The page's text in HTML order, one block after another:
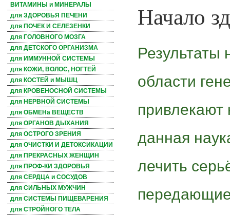
ВИТАМИНЫ и МИНЕРАЛЫ
для ЗДОРОВЬЯ ПЕЧЕНИ
для ПОЧЕК И СЕЛЕЗЕНКИ
для ГОЛОВНОГО МОЗГА
для ДЕТСКОГО ОРГАНИЗМА
для ИММУННОЙ СИСТЕМЫ
для КОЖИ, ВОЛОС, НОГТЕЙ
для КОСТЕЙ и МЫШЦ
для КРОВЕНОСНОЙ СИСТЕМЫ
для НЕРВНОЙ СИСТЕМЫ
для ОБМЕНа ВЕЩЕСТВ
для ОРГАНОВ ДЫХАНИЯ
для ОСТРОГО ЗРЕНИЯ
для ОЧИСТКИ И ДЕТОКСИКАЦИИ
для ПРЕКРАСНЫХ ЖЕНЩИН
для ПРОФ-КИ ЗДОРОВЬЯ
для СЕРДЦА и СОСУДОВ
для СИЛЬНЫХ МУЖЧИН
для СИСТЕМЫ ПИЩЕВАРЕНИЯ
для СТРОЙНОГО ТЕЛА
Начало
Результаты
области
привлекают
данная
лечить